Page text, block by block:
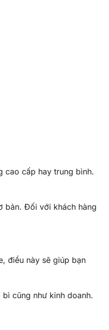
cao cấp hay trung bình.
bản. Đối với khách hàng
điều này sẽ giúp bạn
cũng như kinh doanh.